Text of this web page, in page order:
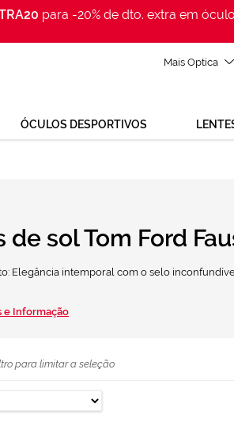
para -20% de dto. extra em
Mais Optica
ÓCULOS DESPORTIVOS
de sol Tom Ford
Elegância intemporal com o selo
e Informação
para limitar a seleção